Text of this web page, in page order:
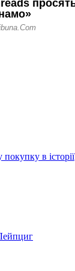
в історії